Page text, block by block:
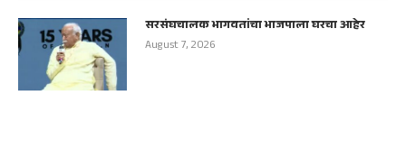
सरसंघचालक भागवतांचा भाजपाला घरचा आहेर
August 7, 2026